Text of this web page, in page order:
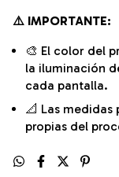
⚠️ IMPORTANTE:
🎨 El color del
la iluminación
cada pantalla.
📐 Las
propias del